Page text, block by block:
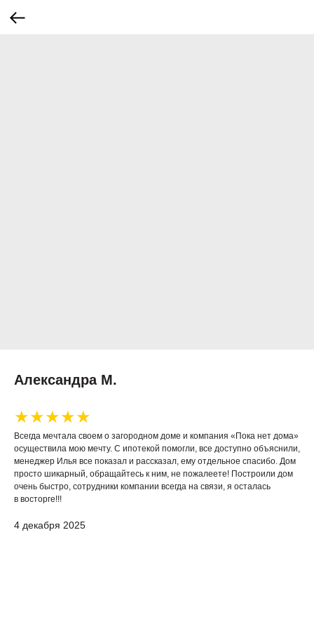
Александра М.
★★★★★
Всегда мечтала своем о загородном доме и компания «Пока нет дома»
осуществила мою мечту. С ипотекой помогли, все доступно объяснили,
менеджер Илья все показал и рассказал, ему отдельное спасибо. Дом
просто шикарный, обращайтесь к ним, не пожалеете! Построили дом
очень быстро, сотрудники компании всегда на связи, я осталась
в восторге!!!
4 декабря 2025